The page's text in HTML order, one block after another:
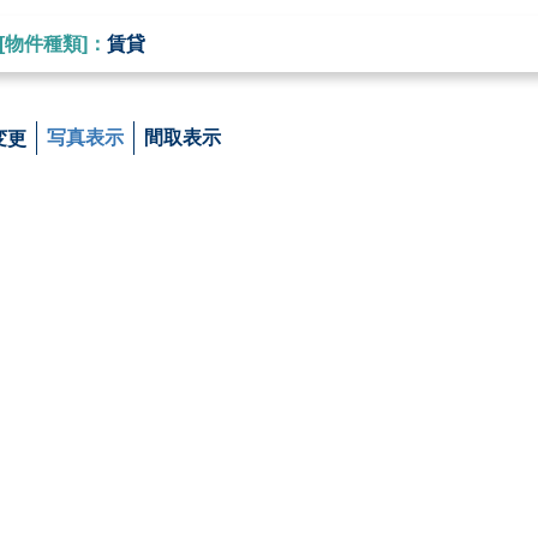
[物件種類]：賃貸
更 写真表示 間取表示